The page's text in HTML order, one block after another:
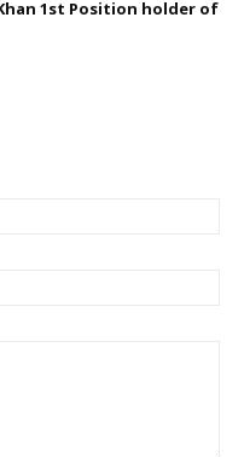
Khan 1st Position holder of